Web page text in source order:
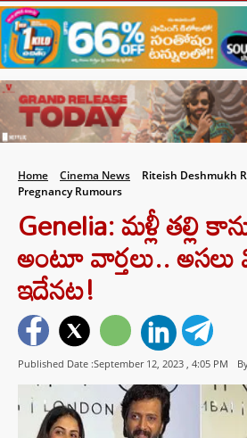
Home Cinema News
Riteish Deshmukh
Pregnancy Rumours
Genelia: మళ్లీ తల్లి
అంటూ వార్తలు..
ఇదేనట!
Published Date :September 12, 2023 , 4:05 PM